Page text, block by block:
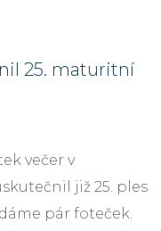
25. maturitní
večer v
již 25. ples
pár foteček.